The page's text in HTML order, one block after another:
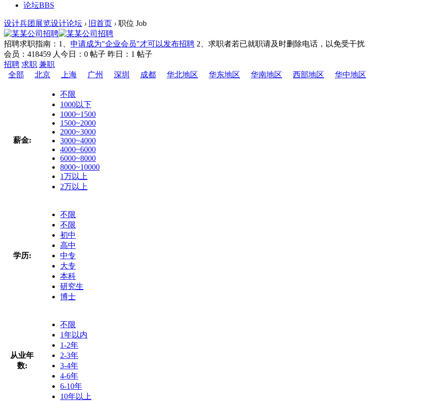
论坛BBS
设计兵团展览设计论坛 › 旧首页 › 职位 Job
招聘求职指南： 1、 申请成为"企业会员"才可以发布招聘 2、求职者若已就职请及时删除电话，以免受干扰
会员：418459 人 今日：0 帖子 昨日：1 帖子
招聘 求职 兼职
全部
北京 上海 广州 深圳 成都 华北地区 华东地区 华南地区 西部地区 华中地区
薪金:
不限
1000以下
1000~1500
1500~2000
2000~3000
3000~4000
4000~6000
6000~8000
8000~10000
1万以上
2万以上
学历:
不限
不限
初中
高中
中专
大专
本科
研究生
博士
从业年
数:
不限
1年以内
1-2年
2-3年
3-4年
4-6年
6-10年
10年以上